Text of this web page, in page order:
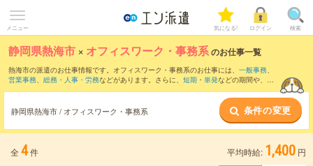
メニュー 気になる! ログイン 検索
静岡県熱海市 × オフィスワーク・事務系のお仕事一覧
熱海市の派遣のお仕事情報です。オフィスワーク・事務系のお仕事には、 一般事務、
営業事務、 総務・人事・労務などがあります。さらに、 短期 ・ 単発などの期間や、 職
静岡県熱海市 / オフィスワーク・事務系 条件の変更
全 4件 平均時給: 1,400 円